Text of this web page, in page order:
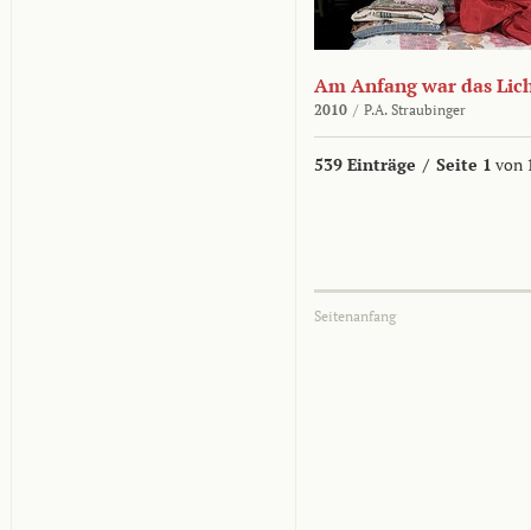
Am Anfang war das
2010 / P.A. Straubinger
539 Einträge / Seite 1 von
Seitenanfang